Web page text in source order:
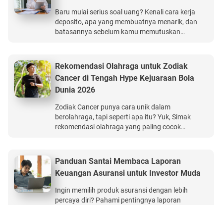
Baru mulai serius soal uang? Kenali cara kerja
deposito, apa yang membuatnya menarik, dan
batasannya sebelum kamu memutuskan
perlindungan kesehatan hingga Rp15 miliar.
Rekomendasi Olahraga untuk Zodiak
Cancer di Tengah Hype Kejuaraan Bola
Dunia 2026
Zodiak Cancer punya cara unik dalam
berolahraga, tapi seperti apa itu? Yuk, Simak
rekomendasi olahraga yang paling cocok
2026, event virtual run yang mengajak
Masyarakat membangun konsistensi hidup sehat
sekaligus berkontribusi bagi lingkungan melalui
setiap 12 kilometer yang ditempuh.
Panduan Santai Membaca Laporan
Keuangan Asuransi untuk Investor Muda
Ingin memilih produk asuransi dengan lebih
percaya diri? Pahami pentingnya laporan